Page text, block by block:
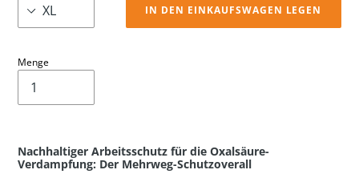
Menge
IN DEN EINKAUFSWAGEN LEGEN
Nachhaltiger Arbeitsschutz für die Oxalsäure-
Verdampfung: Der Mehrweg-Schutzoverall